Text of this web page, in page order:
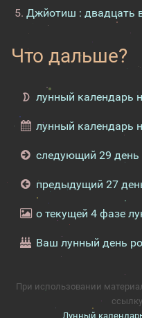
Джйотиш : двадцать
Что дальше?
лунный календарь
лунный календарь
следующий 29 день
предыдущий 27
о текущей 4 фазе
Ваш лунный день
При использовании
Лунный